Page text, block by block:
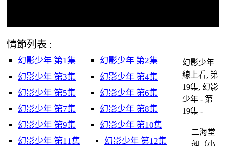
情節列表 :
幻影少年 第1集
幻影少年 第2集
幻影少年 第3集
幻影少年 第4集
幻影少年 第5集
幻影少年 第6集
幻影少年 第7集
幻影少年 第8集
幻影少年 第9集
幻影少年 第10集
幻影少年 第11集
幻影少年 第12集
幻影少年
線上看, 第
19集, 幻影
少年 - 第
19集 -
二海堂
昶（小